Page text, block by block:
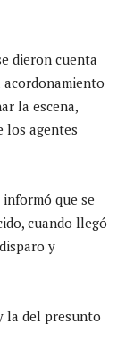
dieron cuenta
la escena,
los agentes
que se
cuando llegó
y
la del presunto